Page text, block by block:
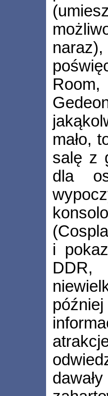
mało,
salę z
dla
i